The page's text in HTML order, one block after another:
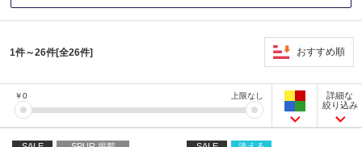
1件～26件[全26件] おすすめ順
￥0 上限なし
詳細な
絞り込み